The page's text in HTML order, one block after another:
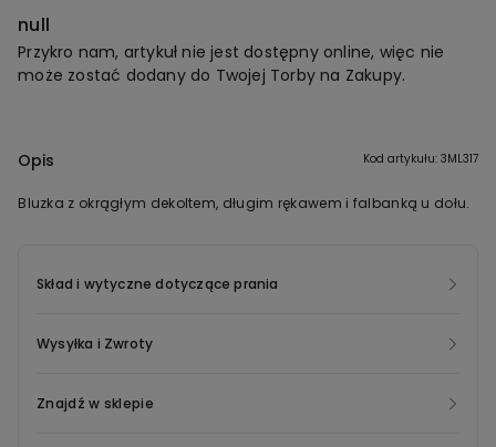
null
Przykro nam, artykuł nie jest dostępny online, więc nie
może zostać dodany do Twojej Torby na Zakupy.
Opis Kod artykułu: 3ML317
Bluzka z okrągłym dekoltem, długim rękawem i falbanką u dołu.
Skład i wytyczne dotyczące prania
Wysyłka i Zwroty
Znajdź w sklepie